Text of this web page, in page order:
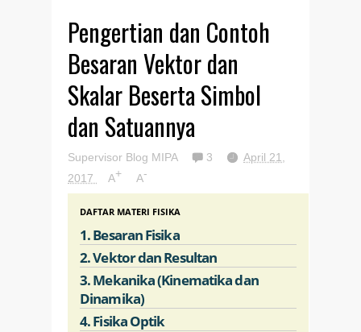
Pengertian dan Contoh
Besaran Vektor dan
Skalar Beserta Simbol
dan Satuannya
Supervisor Blog MIPA 3
April 21,
2017
A+ A-
DAFTAR MATERI FISIKA
1. Besaran Fisika
2. Vektor dan Resultan
3. Mekanika (Kinematika dan
Dinamika)
4. Fisika Optik